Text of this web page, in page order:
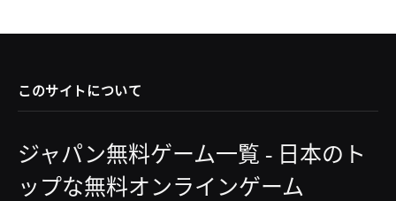
このサイトについて
ジャパン無料ゲーム一覧 - 日本のト
ップな無料オンラインゲーム